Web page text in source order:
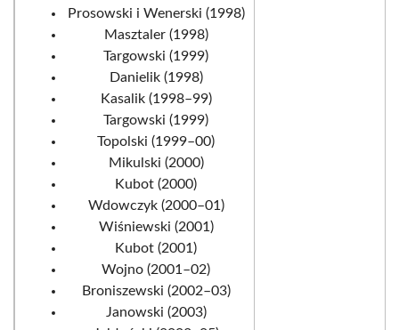
Prosowski i Wenerski (1998)
Masztaler (1998)
Targowski (1999)
Danielik (1998)
Kasalik (1998–99)
Targowski (1999)
Topolski (1999–00)
Mikulski (2000)
Kubot (2000)
Wdowczyk (2000–01)
Wiśniewski (2001)
Kubot (2001)
Wojno (2001–02)
Broniszewski (2002–03)
Janowski (2003)